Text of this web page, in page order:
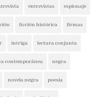
costumbrista
entrevistas
ficción
histórica humor
narrativa